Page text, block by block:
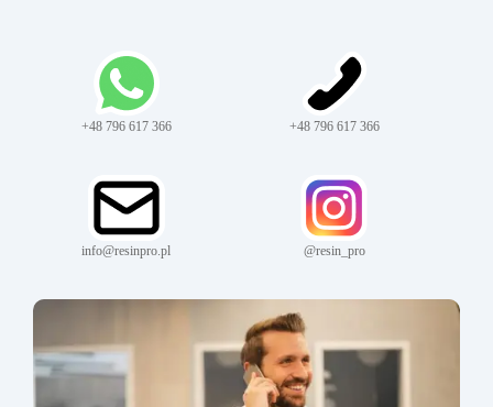
+48 796 617 366 +48 796 617 366
info@resinpro.pl @resin_pro